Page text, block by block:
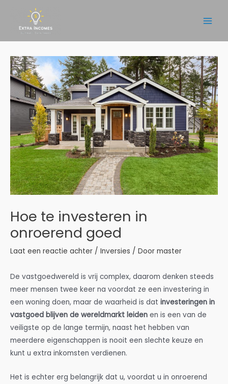
inhoud
Hoe te investeren in
onroerend goed
Laat een reactie achter / Inversies / Door master
De vastgoedwereld is vrij complex, daarom denken steeds
meer mensen twee keer na voordat ze een investering in
een woning doen, maar de waarheid is dat investeringen in
vastgoed blijven de wereldmarkt leiden en is een van de
veiligste op de lange termijn, naast het hebben van
meerdere eigenschappen is nooit een slechte keuze en
kunt u extra inkomsten verdienen.
Het is echter erg belangrijk dat u, voordat u in onroerend